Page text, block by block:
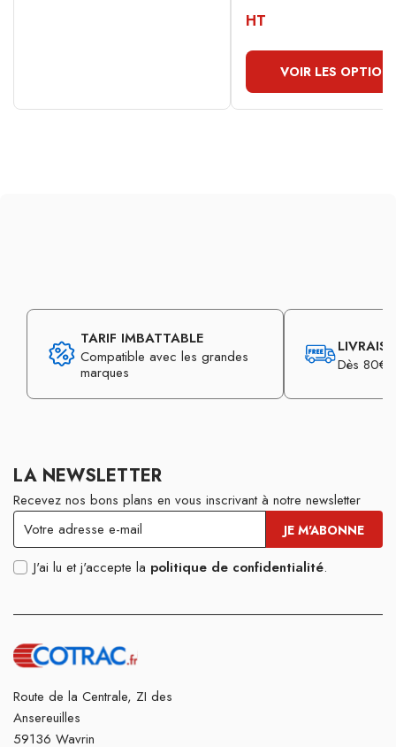
HT
VOIR LES
TARIF IMBATTABLE
Compatible avec les grandes
marques
Dès 80€
LA NEWSLETTER
Recevez nos bons plans en vous inscrivant à notre newsletter
J'ai lu et j'accepte la politique de confidentialité.
Route de la Centrale, ZI des
Ansereuilles
59136 Wavrin